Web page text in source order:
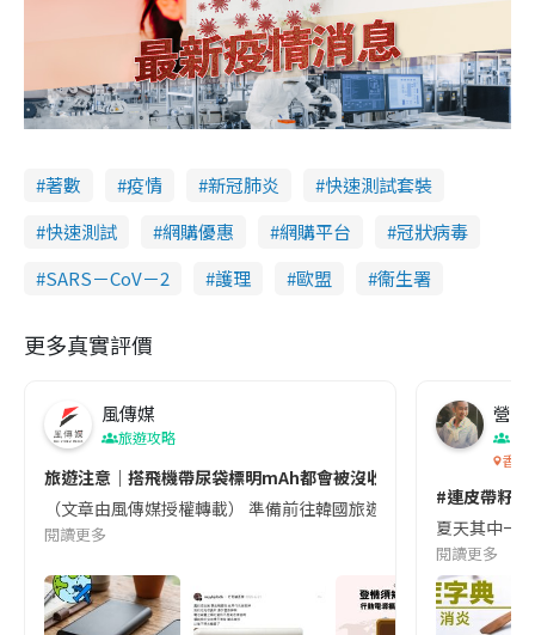
著數 疫情 新冠肺炎
快速測試套裝
快速測試
網購優惠 網購平台
冠狀病毒
SARS－CoV－2
護理 歐盟 衞生署
更多真實評價
風傳媒
旅遊攻略
旅遊注意｜搭飛機帶尿袋標明mAh都會被沒收😱出發前切記檢查
（文章由風傳媒授權轉載） 準備前往韓國旅遊的民眾，近期要
閱讀更多
營養
香港
#連皮帶籽
夏天其中一
閱讀更多